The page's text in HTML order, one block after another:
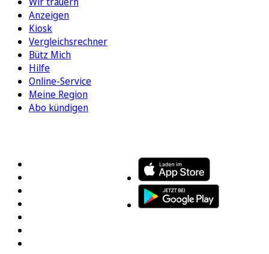
Anzeigen
Kiosk
Vergleichsrechner
Bütz Mich
Hilfe
Online-Service
Meine Region
Abo kündigen